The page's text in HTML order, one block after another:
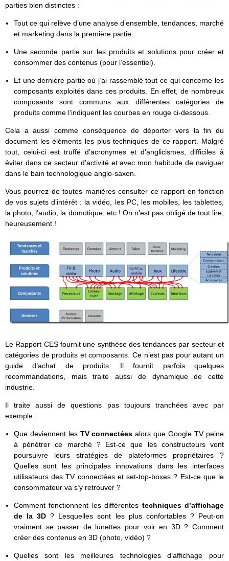
parties bien distinctes :
Tout ce qui relève d’une analyse d’ensemble, tendances, marché
et marketing dans la première partie.
Une seconde partie sur les produits et solutions pour créer et
consommer des contenus (pour l’essentiel).
Et une dernière partie où j’ai rassemblé tout ce qui concerne les
composants exploités dans ces produits. En effet, de nombreux
composants sont communs aux différentes catégories de
produits comme l’indiquent les courbes en rouge ci-dessous.
Cela a aussi comme conséquence de déporter vers la fin du
document les éléments les plus techniques de ce rapport. Malgré
tout, celui-ci est truffé d’acronymes et d’anglicismes, difficiles à
éviter dans ce secteur d’activité et avec mon habitude de naviguer
dans le bain technologique anglo-saxon.
Vous pourrez de toutes manières consulter ce rapport en fonction
de vos sujets d’intérêt : la vidéo, les PC, les mobiles, les tablettes,
la photo, l’audio, la domotique, etc ! On n’est pas obligé de tout lire,
heureusement !
Le Rapport CES fournit une synthèse des tendances par secteur et
catégories de produits et composants. Ce n’est pas pour autant un
guide d’achat de produits. Il fournit parfois quelques
recommandations, mais traite aussi de dynamique de cette
industrie.
Il traite aussi de questions pas toujours tranchées avec par
exemple :
Que deviennent les TV connectéesalors que Google TV peine
à pénétrer ce marché ? Est-ce que les constructeurs vont
poursuivre leurs stratégies de plateformes propriétaires ?
Quelles sont les principales innovations dans les interfaces
utilisateurs des TV connectées et set-top-boxes ? Est-ce que le
consommateur va s’y retrouver ?
Comment fonctionnent les différentes techniques d’affichage
de la 3D? Lesquelles sont les plus confortables ? Peut-on
vraiment se passer de lunettes pour voir en 3D ? Comment
créer des contenus en 3D (photo, vidéo) ?
Quelles sont les meilleures technologies d’affichage pour